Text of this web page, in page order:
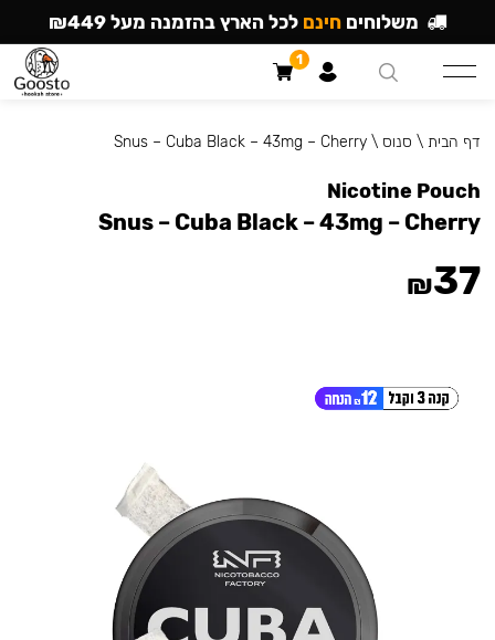
דף הבית \ סנוס \
Snus – Cuba Black – 43mg – Cherry
Nicotine Pouch
Snus – Cuba Black – 43mg – Cherry
₪37
משלוחים חינם לכל הארץ בהזמנה מעל ₪449
1